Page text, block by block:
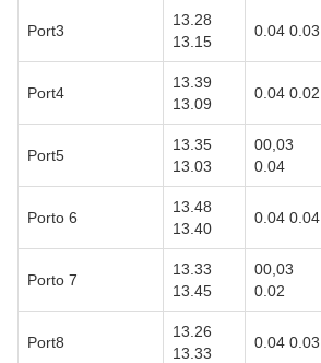
Port3
13.28
13.15
0.04 0.03
Port4
13.39
13.09
0.04 0.02
Port5
13.35
13.03
00,03
0.04
Porto 6
13.48
13.40
0.04 0.04
Porto 7
13.33
13.45
00,03
0.02
Port8
13.26
13.33
0.04 0.03